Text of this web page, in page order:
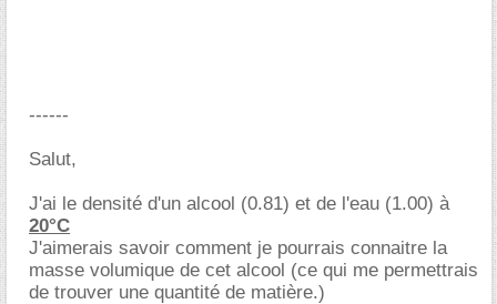
------
Salut,
J'ai le densité d'un alcool (0.81) et de l'eau (1.00) à
20°C
J'aimerais savoir comment je pourrais connaitre la
masse volumique de cet alcool (ce qui me permettrais
de trouver une quantité de matière.)